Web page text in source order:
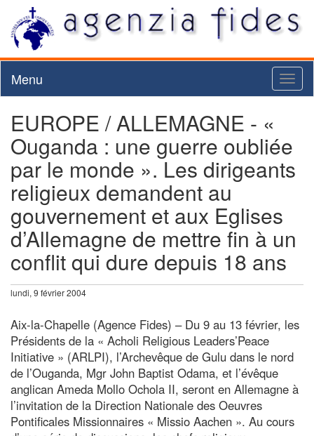
Menu
EUROPE / ALLEMAGNE - «
Ouganda : une guerre oubliée
par le monde ». Les dirigeants
religieux demandent au
gouvernement et aux Eglises
d’Allemagne de mettre fin à un
conflit qui dure depuis 18 ans
lundi, 9 février 2004
Aix-la-Chapelle (Agence Fides) – Du 9 au 13 février, les
Présidents de la « Acholi Religious Leaders’Peace
Initiative » (ARLPI), l’Archevêque de Gulu dans le nord
de l’Ouganda, Mgr John Baptist Odama, et l’évêque
anglican Ameda Mollo Ochola II, seront en Allemagne à
l’invitation de la Direction Nationale des Oeuvres
Pontificales Missionnaires « Missio Aachen ». Au cours